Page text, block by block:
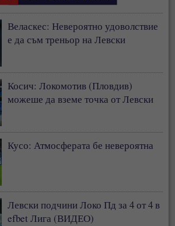
Веласкес: Невероятно удоволствие
е да съм треньор на Левски
Косич: Локомотив (Пловдив)
можеше да вземе точка от Левски
Кусо: Атмосферата бе невероятна
Левски подчини Локо Пд за 4 от 4 в
efbet Лига (ВИДЕО)